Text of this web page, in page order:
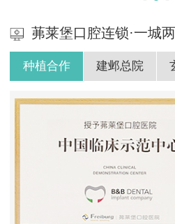
茀莱堡口腔连锁·一城
种植合作 建邺总院